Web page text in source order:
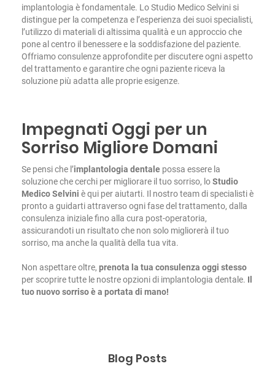
implantologia è fondamentale. Lo Studio Medico Selvini si
distingue per la competenza e l’esperienza dei suoi specialisti,
l’utilizzo di materiali di altissima qualità e un approccio che
pone al centro il benessere e la soddisfazione del paziente.
Offriamo consulenze approfondite per discutere ogni aspetto
del trattamento e garantire che ogni paziente riceva la
soluzione più adatta alle proprie esigenze.
Impegnati Oggi per un
Sorriso Migliore Domani
Se pensi che l’implantologia dentale possa essere la
soluzione che cerchi per migliorare il tuo sorriso, loStudio
Medico Selvini è qui per aiutarti. Il nostro team di specialisti è
pronto a guidarti attraverso ogni fase del trattamento, dalla
consulenza iniziale fino alla cura post-operatoria,
assicurandoti un risultato che non solo migliorerà il tuo
sorriso, ma anche la qualità della tua vita.
Non aspettare oltre, prenota la tua consulenza oggi stesso
per scoprire tutte le nostre opzioni di implantologia dentale. Il
tuo nuovo sorriso è a portata di mano!
Blog Posts